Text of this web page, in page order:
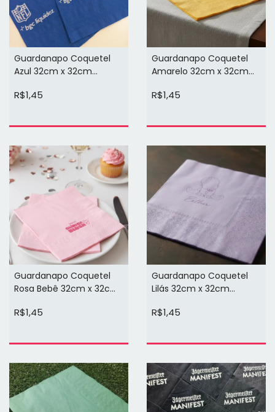
Guardanapo Coquetel
Azul 32cm x 32cm
cor)
R$1,45
Guardanapo Coquetel
Amarelo 32cm x 32cm
cor)
R$1,45
Guardanapo Coquetel
Rosa Bebê 32cm x 32cm
cor)
R$1,45
Guardanapo Coquetel
Lilás 32cm x 32cm
cor)
R$1,45